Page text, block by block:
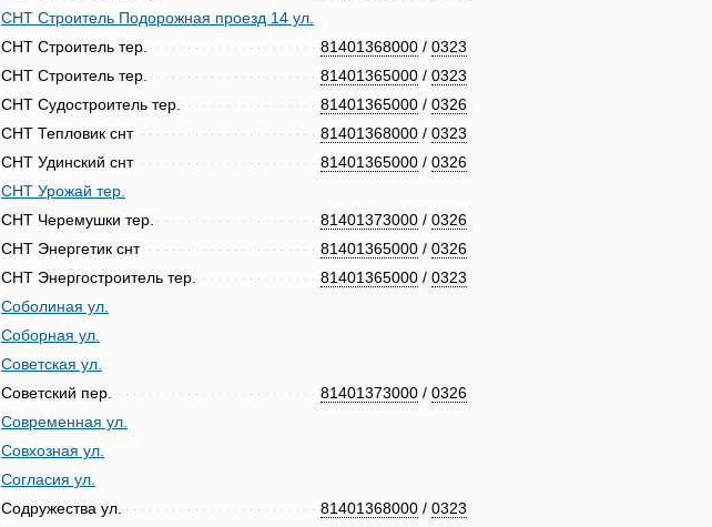
СНТ Строитель Подорожная проезд 14 ул.
81401368000 / 0323
СНТ Строитель тер.
81401365000 / 0323
СНТ Строитель тер.
81401365000 / 0326
СНТ Судостроитель тер.
81401368000 / 0323
СНТ Тепловик снт
81401365000 / 0326
СНТ Удинский снт
СНТ Урожай тер.
81401373000 / 0326
СНТ Черемушки тер.
81401365000 / 0326
СНТ Энергетик снт
81401365000 / 0323
СНТ Энергостроитель тер.
Соболиная ул.
Соборная ул.
Советская ул.
81401373000 / 0326
Советский пер.
Современная ул.
Совхозная ул.
Согласия ул.
81401368000 / 0323
Содружества ул.